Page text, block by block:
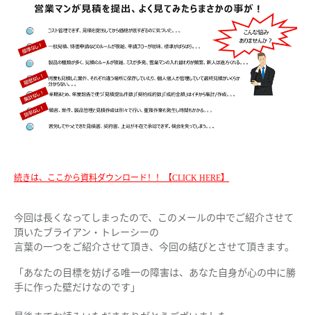
続きは、ここから資料ダウンロード！！【CLICK HERE】
今回は長くなってしまったので、このメールの中でご紹介させて
頂いたブライアン・トレーシーの
言葉の一つをご紹介させて頂き、今回の結びとさせて頂きます。
「あなたの目標を妨げる唯一の障害は、あなた自身が心の中に勝
手に作った壁だけなのです」